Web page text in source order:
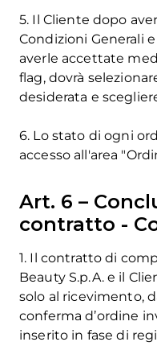
5. Il Cliente dopo
Condizioni Generali
averle accettate
flag, dovrà
desiderata e
6. Lo stato di ogni
accesso all'area
Art. 6 –
contratto -
1. Il contratto di
Beauty S.p.A. e il
solo al ricevimento,
conferma d’ordine
inserito in fase di